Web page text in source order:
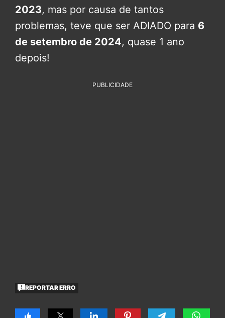
2023, mas por causa de tantos
problemas, teve que ser ADIADO para 6
de setembro de 2024, quase 1 ano
depois!
PUBLICIDADE
REPORTAR ERRO